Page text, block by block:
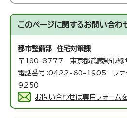
このページに関するお問い合わ
都市整備部 住宅対策課
〒180-8777 東京都武蔵野市
電話番号：0422-60-1905 ファ
9250
お問い合わせは専用フォーム